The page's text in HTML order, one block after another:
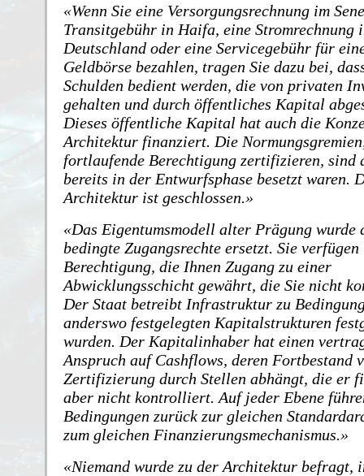
Wenn Sie eine Versorgungsrechnung im
Transitgebühr in Haifa, eine Stromrechnung
Deutschland oder eine Servicegebühr für
Geldbörse bezahlen, tragen Sie dazu bei,
Schulden bedient werden, die von privaten
gehalten und durch öffentliches Kapital
Dieses öffentliche Kapital hat auch die
Architektur finanziert. Die
fortlaufende Berechtigung zertifizieren, sind
bereits in der Entwurfsphase besetzt waren.
Architektur ist geschlossen.
Das Eigentumsmodell alter Prägung wurde
bedingte Zugangsrechte ersetzt. Sie
Berechtigung, die Ihnen Zugang zu einer
Abwicklungsschicht gewährt, die Sie nicht
Der Staat betreibt Infrastruktur zu
anderswo festgelegten Kapitalstrukturen
wurden. Der Kapitalinhaber hat einen
Anspruch auf Cashflows, deren Fortbestand
Zertifizierung durch Stellen abhängt, die er
aber nicht kontrolliert. Auf jeder Ebene
Bedingungen zurück zur gleichen
zum gleichen Finanzierungsmechanismus.
Niemand wurde zu der Architektur befragt,